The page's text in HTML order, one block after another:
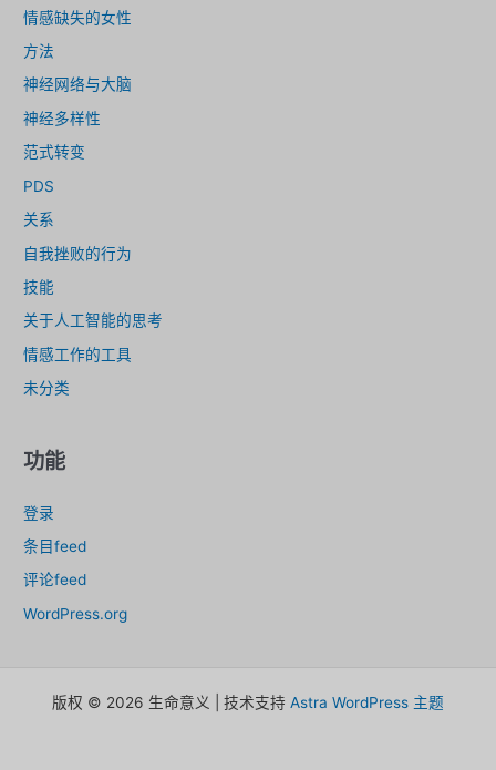
情感缺失的女性
方法
神经网络与大脑
神经多样性
范式转变
PDS
关系
自我挫败的行为
技能
关于人工智能的思考
情感工作的工具
未分类
功能
登录
条目feed
评论feed
WordPress.org
版权 © 2026 生命意义 | 技术支持 Astra WordPress 主题